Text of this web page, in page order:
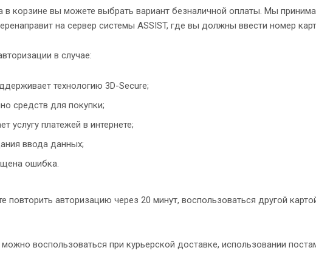
в корзине вы можете выбрать вариант безналичной оплаты. Мы
на сервер системы ASSIST, где вы должны ввести номер
в случае:
технологию 3D-Secure;
средств для покупки;
услугу платежей в интернете;
ввода данных;
ошибка.
повторить авторизацию через 20 минут, воспользоваться другой
воспользоваться при курьерской доставке, использовании